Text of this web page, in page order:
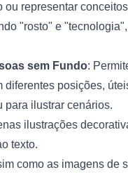
ou representar
"rosto" e
sem Fundo:
diferentes posições,
para ilustrar cenários.
ilustrações
texto.
como as imagens de